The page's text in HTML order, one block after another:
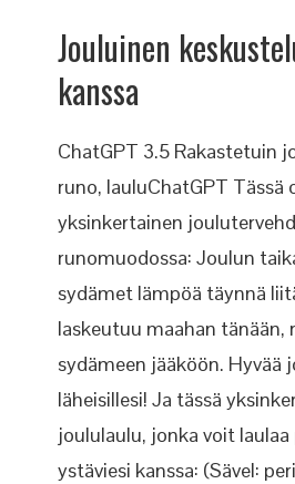
Jouluinen
kanssa
ChatGPT 3.5 Rakastetuin
runo, lauluChatGPT Tässä
yksinkertainen
runomuodossa: Joulun
sydämet lämpöä täynnä
laskeutuu maahan tänään,
sydämeen jääköön. Hyvää
läheisillesi! Ja tässä
joululaulu, jonka voit laulaa
ystäviesi kanssa: (Sävel: